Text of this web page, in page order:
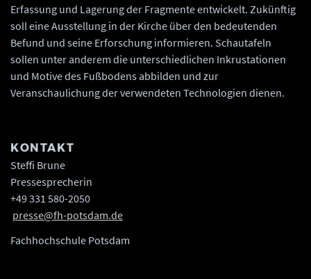
Erfassung und Lagerung der Fragmente entwickelt. Zukünftig
soll eine Ausstellung in der Kirche über den bedeutenden
Befund und seine Erforschung informieren. Schautafeln
sollen unter anderem die unterschiedlichen Inkrustationen
und Motive des Fußbodens abbilden und zur
Veranschaulichung der verwendeten Technologien dienen.
KONTAKT
Steffi Brune
Pressesprecherin
+49 331 580-2050
presse@fh-potsdam.de
Fachhochschule Potsdam